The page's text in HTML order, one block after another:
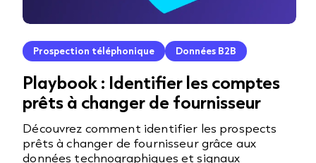
Prospection téléphonique Données B2B
Playbook : Identifier les comptes
prêts à changer de fournisseur
Découvrez comment identifier les prospects
prêts à changer de fournisseur grâce aux
données technographiques et signaux